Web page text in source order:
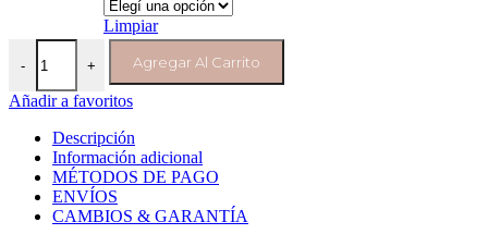
Limpiar
-
Babero animalitos del bosque cantidad
+ Agregar Al Carrito
Añadir a favoritos
Descripción
Información adicional
MÉTODOS DE PAGO
ENVÍOS
CAMBIOS & GARANTÍA